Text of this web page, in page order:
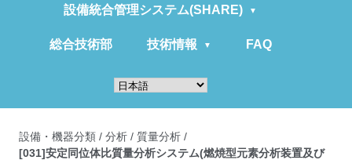
設備統合管理システム(SHARE)
総合技術部 技術情報 FAQ
設備・機器分類 / 分析 / 質量分析 /
[031]安定同位体比質量分析システム(燃焼型元素分析装置及び